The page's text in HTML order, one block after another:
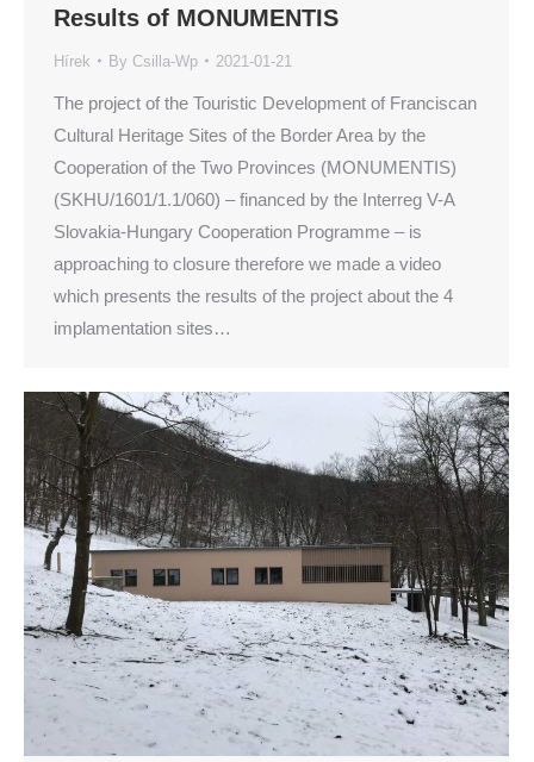
Results of MONUMENTIS
Hírek By Csilla-Wp 2021-01-21
The project of the Touristic Development of Franciscan
Cultural Heritage Sites of the Border Area by the
Cooperation of the Two Provinces (MONUMENTIS)
(SKHU/1601/1.1/060) – financed by the Interreg V-A
Slovakia-Hungary Cooperation Programme – is
approaching to closure therefore we made a video
which presents the results of the project about the 4
implamentation sites…